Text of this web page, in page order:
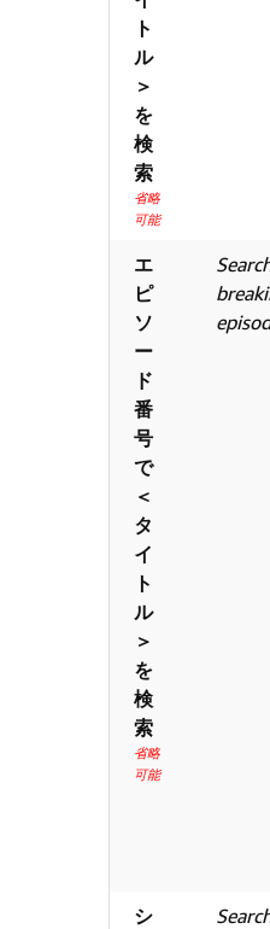
ト
ル
＞
を
検
索
省略
可能
エ
ピ
ソ
ー
ド
番
号
で
＜
タ
イ
ト
ル
＞
を
検
索
省略
可能
シ